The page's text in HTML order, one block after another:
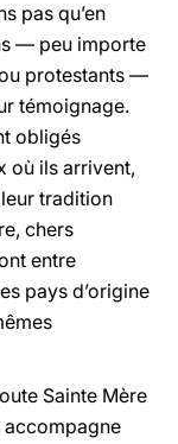
pas qu’en
— peu importe
protestants —
témoignage.
obligés
où ils arrivent,
tradition
chers
entre
pays d’origine
Sainte Mère
accompagne